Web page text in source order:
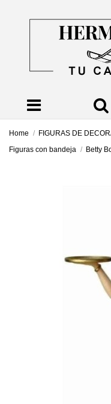
Home FIGURAS DE
Figuras con bandeja
Betty